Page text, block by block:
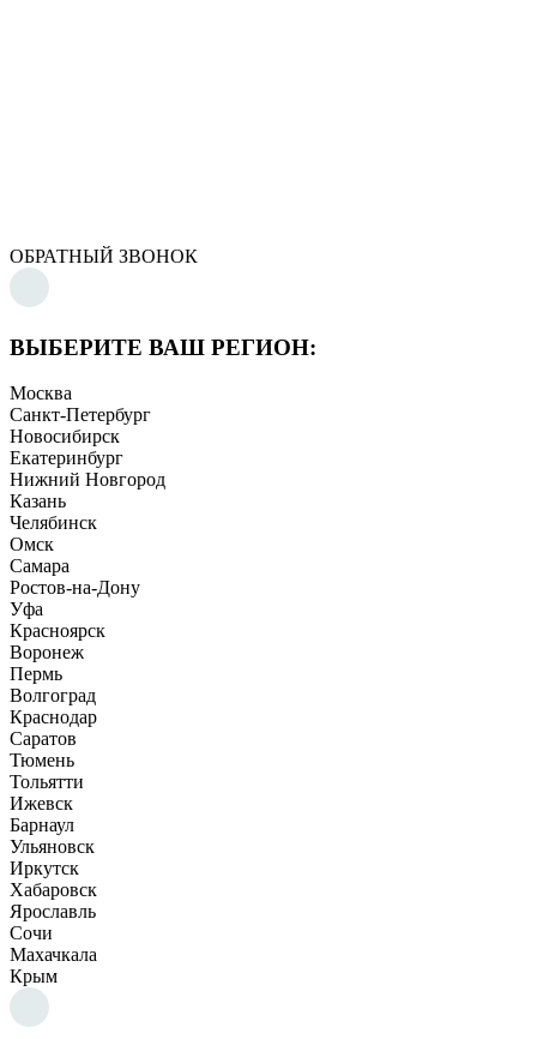
ОБРАТНЫЙ ЗВОНОК
ВЫБЕРИТЕ ВАШ РЕГИОН:
Москва
Санкт-Петербург
Новосибирск
Екатеринбург
Нижний Новгород
Казань
Челябинск
Омск
Самара
Ростов-на-Дону
Уфа
Красноярск
Воронеж
Пермь
Волгоград
Краснодар
Саратов
Тюмень
Тольятти
Ижевск
Барнаул
Ульяновск
Иркутск
Хабаровск
Ярославль
Сочи
Махачкала
Крым